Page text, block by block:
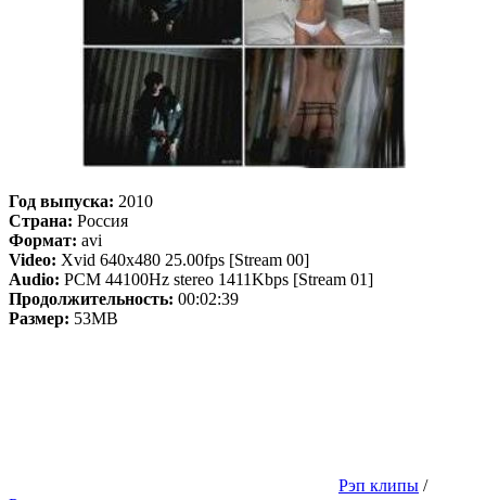
Год выпуска: 2010
Страна: Россия
Формат: avi
Video: Xvid 640x480 25.00fps [Stream 00]
Audio: PCM 44100Hz stereo 1411Kbps [Stream 01]
Продолжительность: 00:02:39
Размер: 53MB
Рэп клипы /